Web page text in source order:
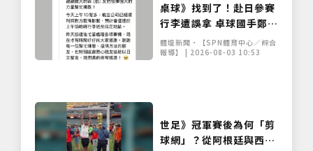
桌球》找到了！赴日參賽
行李遭誤拿 卓球國手鄭怡
靜比賽裝備已順利尋回
體壇新聞•【SPN體育中心／綜合
報導】 | 2026-08-03 10:53
世足》冠軍賽後為何「剪
球網」？從阿根廷與西班